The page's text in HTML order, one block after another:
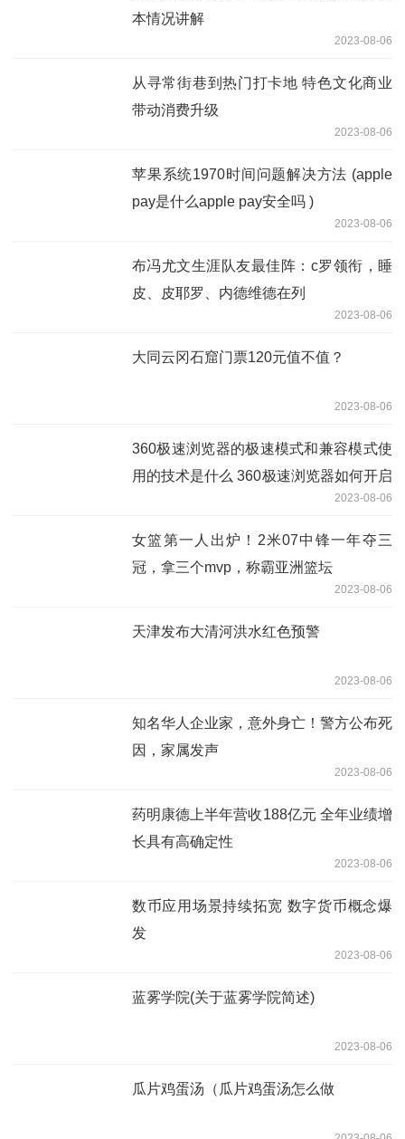
本情况讲解
2023-08-06
从寻常街巷到热门打卡地 特色文化商业
带动消费升级
2023-08-06
苹果系统1970时间问题解决方法 (apple
pay是什么apple pay安全吗 )
2023-08-06
布冯尤文生涯队友最佳阵：c罗领衔，睡
皮、皮耶罗、内德维德在列
2023-08-06
大同云冈石窟门票120元值不值？
2023-08-06
360极速浏览器的极速模式和兼容模式使
用的技术是什么 360极速浏览器如何开启
2023-08-06
女篮第一人出炉！2米07中锋一年夺三
冠，拿三个mvp，称霸亚洲篮坛
2023-08-06
天津发布大清河洪水红色预警
2023-08-06
知名华人企业家，意外身亡！警方公布死
因，家属发声
2023-08-06
药明康德上半年营收188亿元 全年业绩增
长具有高确定性
2023-08-06
数币应用场景持续拓宽 数字货币概念爆
发
2023-08-06
蓝雾学院(关于蓝雾学院简述)
2023-08-06
瓜片鸡蛋汤（瓜片鸡蛋汤怎么做